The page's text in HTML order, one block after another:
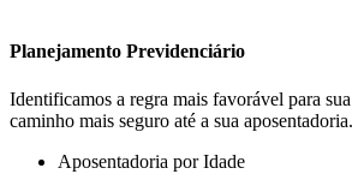
Planejamento Previdenciário
Identificamos a regra mais favorável para
caminho mais seguro até a sua aposentadoria.
Aposentadoria por Idade